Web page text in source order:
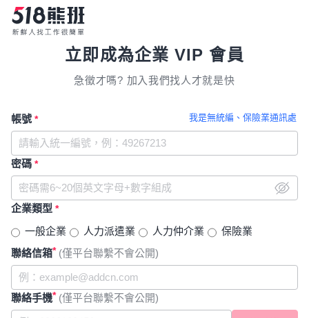
立即成為企業 VIP 會員
急徵才嗎? 加入我們找人才就是快
我是無統編、保險業通訊處
帳號 *
密碼 *
企業類型 *
一般企業 人力派遣業 人力仲介業
保險業
聯絡信箱* (僅平台聯繫不會公開)
聯絡手機* (僅平台聯繫不會公開)